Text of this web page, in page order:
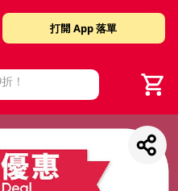
打開 App 落單